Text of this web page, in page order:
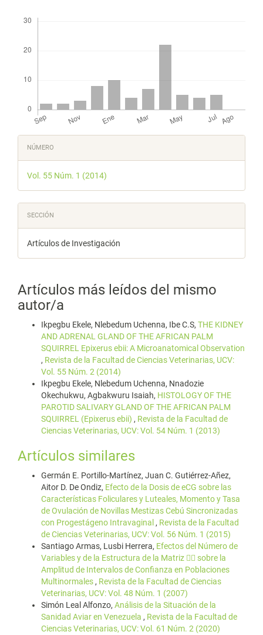
Detalles
del
artículo
NÚMERO
Vol. 55 Núm. 1 (2014)
SECCIÓN
Artículos de Investigación
Artículos más leídos del mismo
autor/a
Ikpegbu Ekele, Nlebedum Uchenna, Ibe C.S, THE KIDNEY
AND ADRENAL GLAND OF THE AFRICAN PALM
SQUIRREL Epixerus ebii: A Microanatomical Observation
, Revista de la Facultad de Ciencias Veterinarias, UCV:
Vol. 55 Núm. 2 (2014)
Ikpegbu Ekele, Nlebedum Uchenna, Nnadozie
Okechukwu, Agbakwuru Isaiah, HISTOLOGY OF THE
PAROTID SALIVARY GLAND OF THE AFRICAN PALM
SQUIRREL (Epixerus ebii) , Revista de la Facultad de
Ciencias Veterinarias, UCV: Vol. 54 Núm. 1 (2013)
Artículos similares
Germán E. Portillo-Martínez, Juan C. Gutiérrez-Añez,
Aitor D. De Ondiz, Efecto de la Dosis de eCG sobre las
Características Foliculares y Luteales, Momento y Tasa
de Ovulación de Novillas Mestizas Cebú Sincronizadas
con Progestágeno Intravaginal , Revista de la Facultad
de Ciencias Veterinarias, UCV: Vol. 56 Núm. 1 (2015)
Santiago Armas, Lusbi Herrera, Efectos del Número de
Variables y de la Estructura de la Matriz  sobre la
Amplitud de Intervalos de Confianza en Poblaciones
Multinormales , Revista de la Facultad de Ciencias
Veterinarias, UCV: Vol. 48 Núm. 1 (2007)
Simón Leal Alfonzo, Análisis de la Situación de la
Sanidad Aviar en Venezuela , Revista de la Facultad de
Ciencias Veterinarias, UCV: Vol. 61 Núm. 2 (2020)